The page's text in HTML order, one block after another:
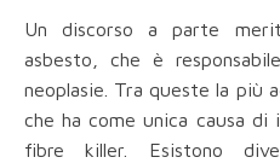
Un discorso a parte
asbesto, che è
neoplasie. Tra queste la più
che ha come unica causa di
fibre killer. Esistono